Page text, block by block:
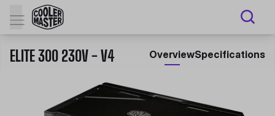
ELITE 300 230V - V4 OverviewSpecifications